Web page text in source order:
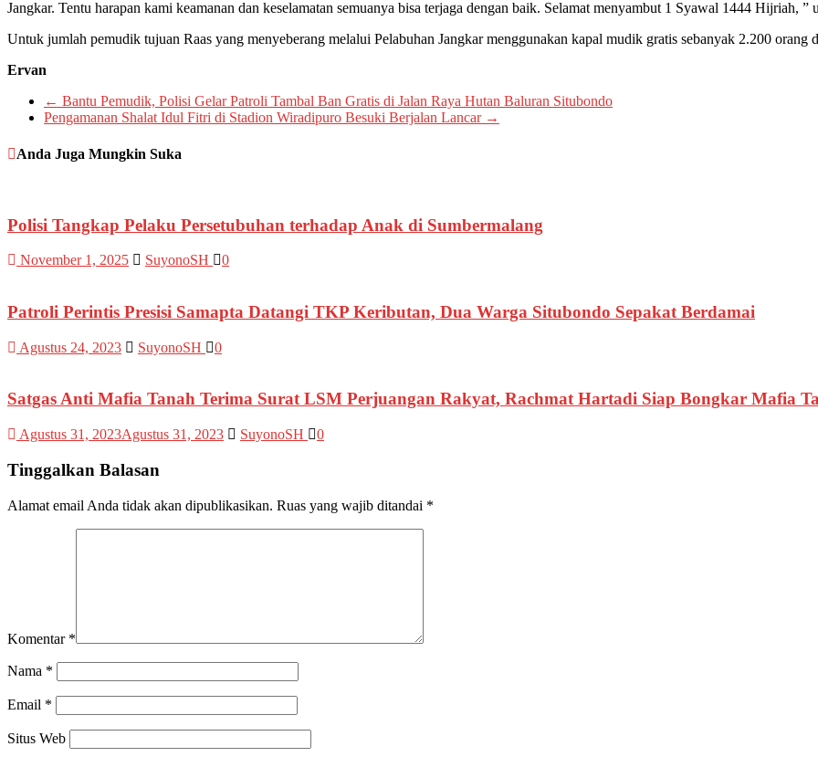
Jangkar. Tentu harapan kami keamanan dan keselamatan semuanya bisa terjaga dengan baik. Selamat menyambut 1 Syawal 1444 Hijriah, ”
Untuk jumlah pemudik tujuan Raas yang menyeberang melalui Pelabuhan Jangkar menggunakan kapal mudik gratis sebanyak 2.200 orang
Ervan
← Bantu Pemudik, Polisi Gelar Patroli Tambal Ban Gratis di Jalan Raya Hutan Baluran Situbondo
Pengamanan Shalat Idul Fitri di Stadion Wiradipuro Besuki Berjalan Lancar →
Anda Juga Mungkin Suka
Polisi Tangkap Pelaku Persetubuhan terhadap Anak di Sumbermalang
November 1, 2025 SuyonoSH 0
Patroli Perintis Presisi Samapta Datangi TKP Keributan, Dua Warga Situbondo Sepakat Berdamai
Agustus 24, 2023 SuyonoSH 0
Satgas Anti Mafia Tanah Terima Surat LSM Perjuangan Rakyat, Rachmat Hartadi Siap Bongkar Mafia
Agustus 31, 2023Agustus 31, 2023 SuyonoSH 0
Tinggalkan Balasan
Alamat email Anda tidak akan dipublikasikan. Ruas yang wajib ditandai *
Komentar *
Nama *
Email *
Situs Web